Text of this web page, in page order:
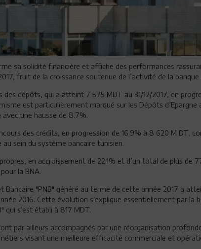
sa solidité financière et affiche des performances
fruit de la croissance soutenue de l’activité de la
des dépôts, qui a atteint 7 575 MDT au 31/12/2017, en
est particulièrement marqué sur les Dépôts
avec une hausse de 8.7%.
des crédits, en progression de 16.9% à 8 620 M DT,
au sein du système bancaire tunisien.
en accroissement de 22.1% et d’un total de plus de
la BNA.
Bancaire "PNB" généré au terme de cette année 2017 a
2016. Cette évolution s'explique essentiellement par la
qui s’est établi à 817 MDT.
par ailleurs accompagnés par une réorganisation
visant une meilleure efficacité commerciale et